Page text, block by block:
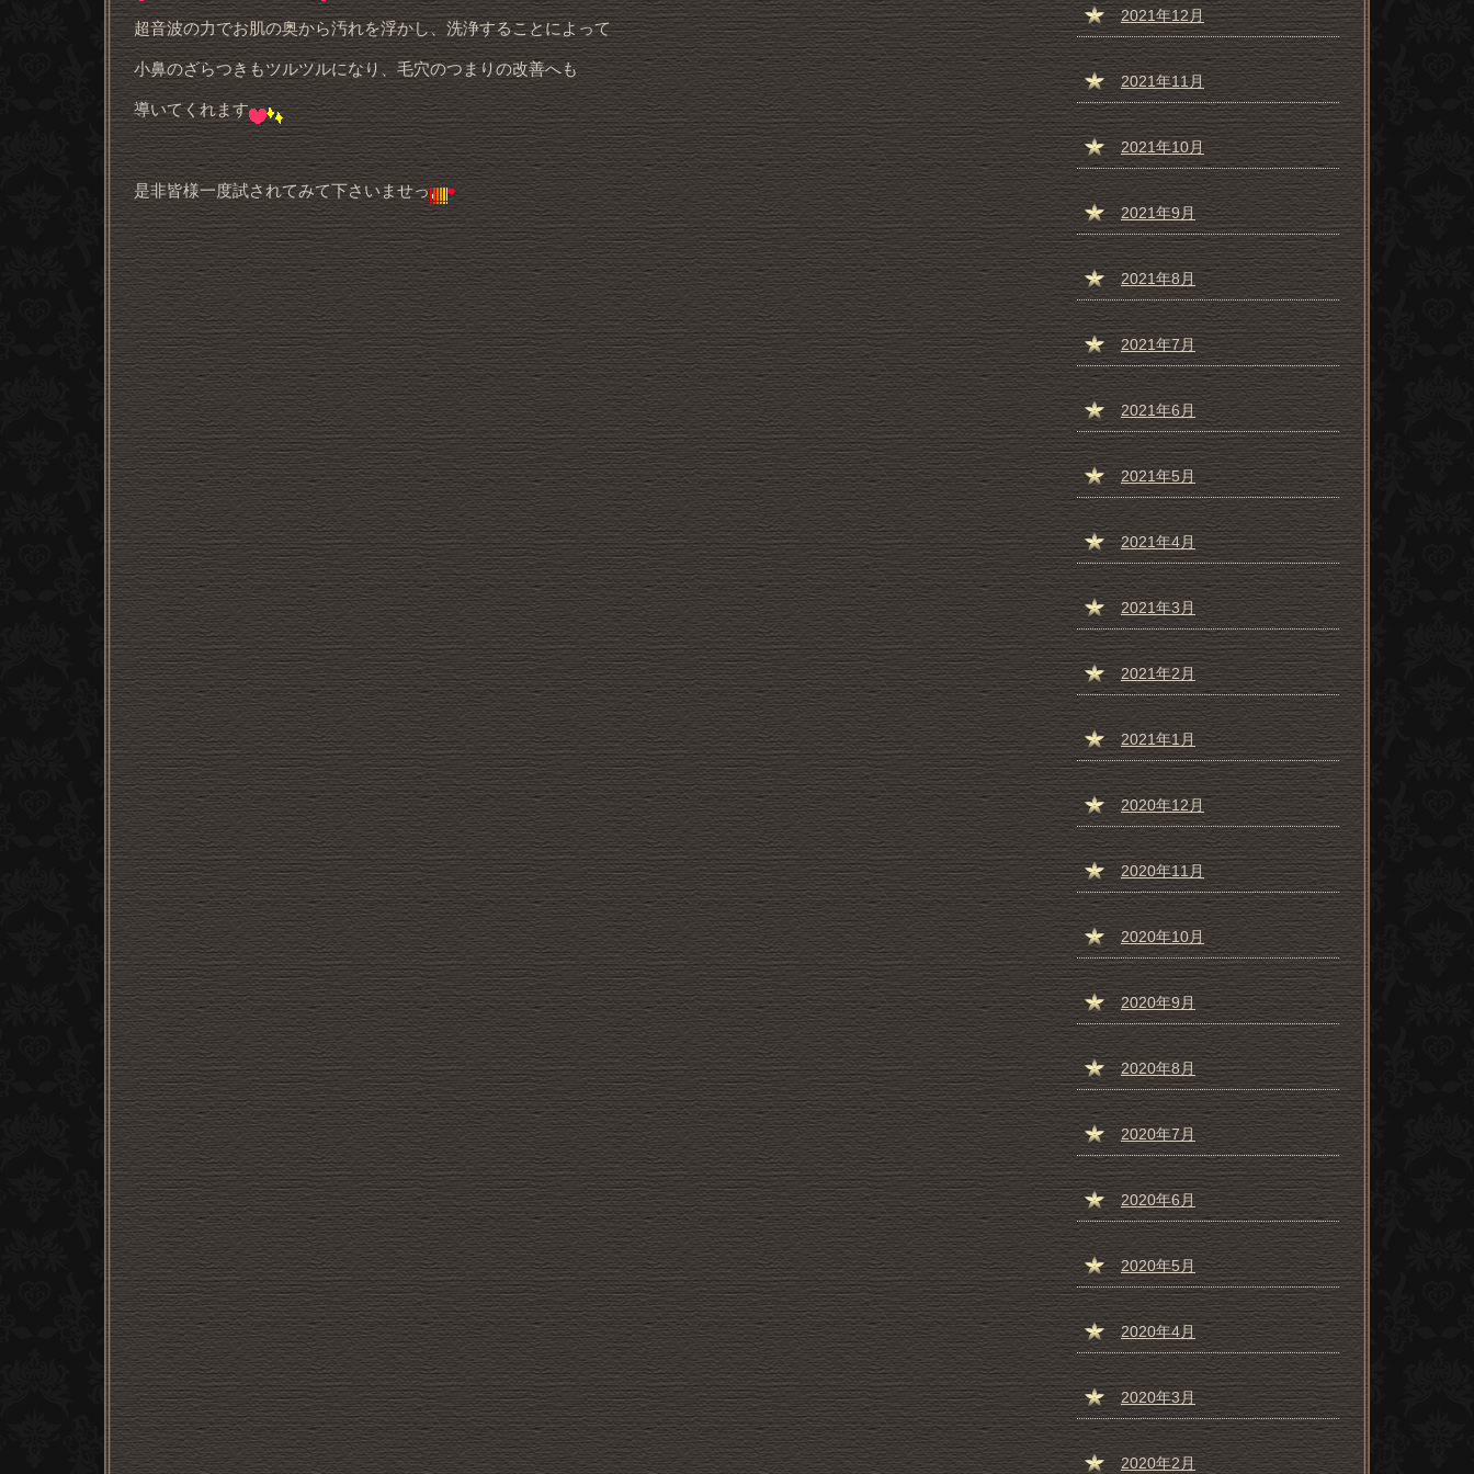
超音波の力でお肌の奥から汚れを浮かし、洗浄することによって
小鼻のざらつきもツルツルになり、毛穴のつまりの改善へも
導いてくれます
是非皆様一度試されてみて下さいませっ
2021年12月
2021年11月
2021年10月
2021年9月
2021年8月
2021年7月
2021年6月
2021年5月
2021年4月
2021年3月
2021年2月
2021年1月
2020年12月
2020年11月
2020年10月
2020年9月
2020年8月
2020年7月
2020年6月
2020年5月
2020年4月
2020年3月
2020年2月